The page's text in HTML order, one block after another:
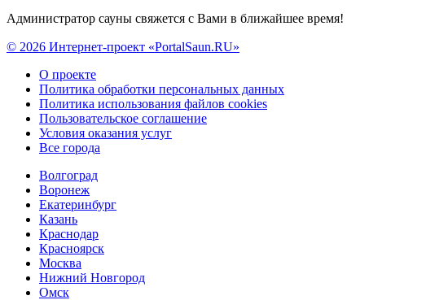
Администратор сауны свяжется с Вами в ближайшее время!
© 2026 Интернет-проект «PortalSaun.RU»
О проекте
Политика обработки персональных данных
Политика использования файлов cookies
Пользовательское соглашение
Условия оказания услуг
Все города
Волгоград
Воронеж
Екатеринбург
Казань
Краснодар
Красноярск
Москва
Нижний Новгород
Омск